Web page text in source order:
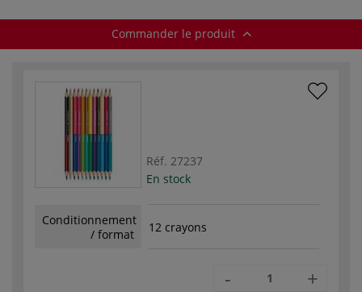
Commander le produit
Réf. 27237
En stock
Conditionnement
/ format
12 crayons
- +